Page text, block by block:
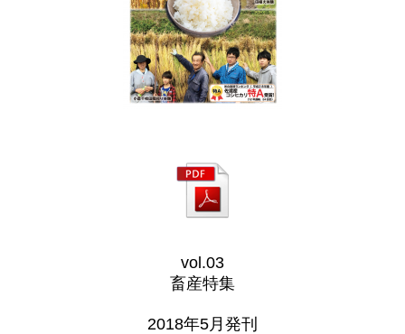
vol.03
畜産特集
2018年5月発刊